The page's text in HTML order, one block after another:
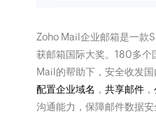
Zoho Mail企业邮箱是一款
获邮箱国际大奖。180多个
Mail的帮助下，安全收发
配置企业域名 ， 共享邮件，
沟通能力，保障邮件数据安